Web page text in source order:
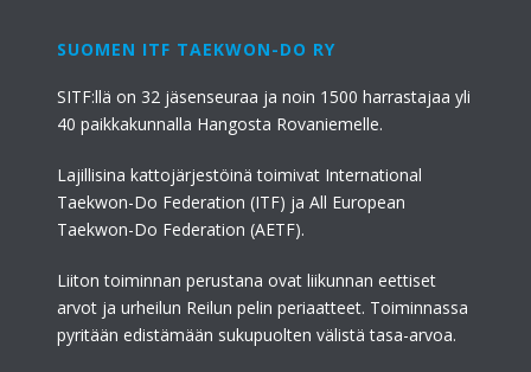
SUOMEN ITF TAEKWON-DO RY
SITF:llä on 32 jäsenseuraa ja noin 1500 harrastajaa yli
40 paikkakunnalla Hangosta Rovaniemelle.
Lajillisina kattojärjestöinä toimivat International
Taekwon-Do Federation (ITF) ja All European
Taekwon-Do Federation (AETF).
Liiton toiminnan perustana ovat liikunnan eettiset
arvot ja urheilun Reilun pelin periaatteet. Toiminnassa
pyritään edistämään sukupuolten välistä tasa-arvoa.